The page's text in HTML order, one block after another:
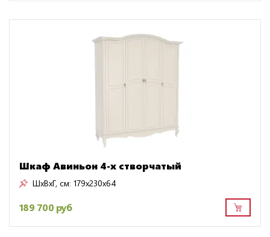
Шкаф Авиньон 4-х створчатый
ШxВxГ, см: 179x230x64
189 700 руб